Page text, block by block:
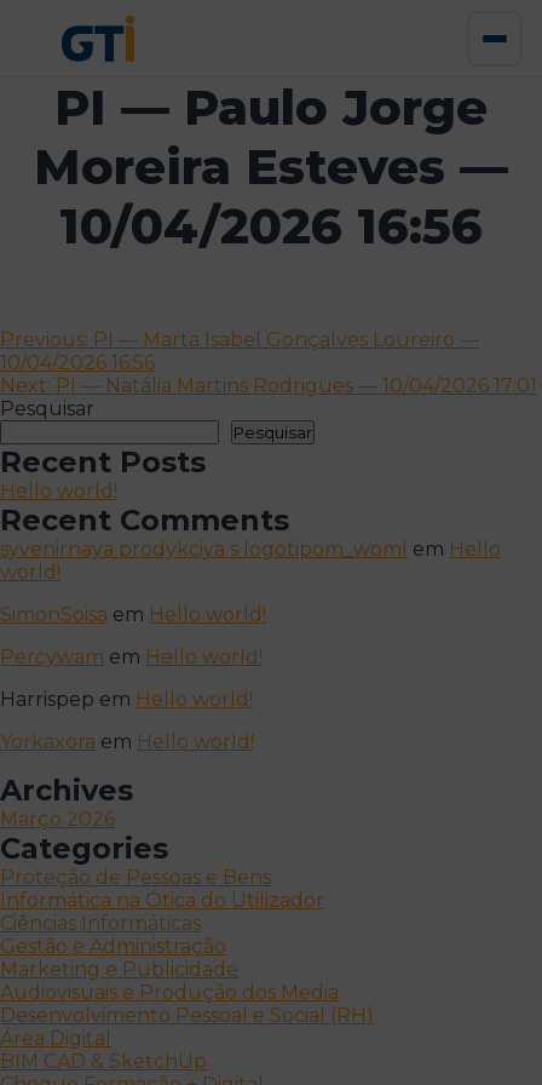
PI — Paulo Jorge
Moreira Esteves —
10/04/2026 16:56
Navegação
de
artigos
Previous: PI — Marta Isabel Gonçalves Loureiro —
10/04/2026 16:56
Next: PI — Natália Martins Rodrigues — 10/04/2026 17:01
Pesquisar
Pesquisar
Recent Posts
Hello world!
Recent Comments
syvenirnaya prodykciya s logotipom_woml em Hello
world!
SimonSoisa em Hello world!
Percywam em Hello world!
Harrispep em Hello world!
Yorkaxora em Hello world!
Archives
Março 2026
Categories
Proteção de Pessoas e Bens
Informática na Ótica do Utilizador
Ciências Informáticas
Gestão e Administração
Marketing e Publicidade
Audiovisuais e Produção dos Media
Desenvolvimento Pessoal e Social (RH)
Área Digital
BIM CAD & SketchUp